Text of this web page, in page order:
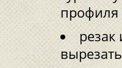
профиля
резак